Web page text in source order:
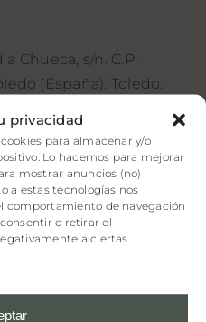
privacidad
para almacenar y/o
Lo hacemos para mejorar
mostrar anuncios (no)
a estas tecnologías nos
comportamiento de navegación
o retirar el
a ciertas
Chueca, s/n. C.P:
(España). Toledo.
de acuerdo» para
maps
privacidad